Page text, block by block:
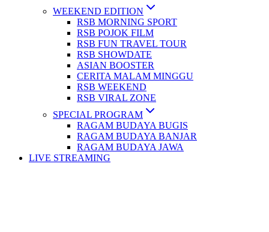
WEEKEND EDITION
RSB MORNING SPORT
RSB POJOK FILM
RSB FUN TRAVEL TOUR
RSB SHOWDATE
ASIAN BOOSTER
CERITA MALAM MINGGU
RSB WEEKEND
RSB VIRAL ZONE
SPECIAL PROGRAM
RAGAM BUDAYA BUGIS
RAGAM BUDAYA BANJAR
RAGAM BUDAYA JAWA
LIVE STREAMING